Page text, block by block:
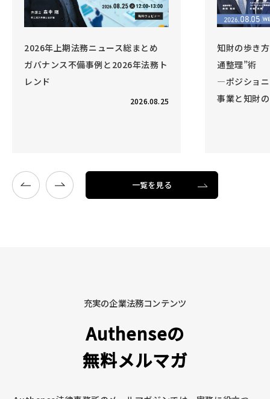
2026年上期法務ニュース総まとめ
ガバナンス不備事例と2026年法務ト
レンド
2026.08.25
知財の歩き
通整理”術
―ポジショ
事業と知財
一覧を見る
充実の企業法務コンテンツ
Authenseの
無料メルマガ